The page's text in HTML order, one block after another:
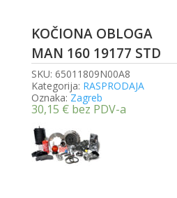
KOČIONA OBLOGA
MAN 160 19177 STD
SKU: 65011809N00A8
Kategorija: RASPRODAJA
Oznaka: Zagreb
30,15 € bez PDV-a